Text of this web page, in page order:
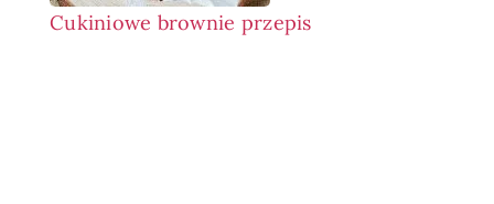
Cukiniowe brownie przepis